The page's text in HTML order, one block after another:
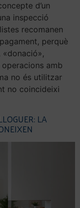
d’un
inspecció
recomanen
perquè
«donació»,
amb
no és utilitzar
no coincideixi
LA